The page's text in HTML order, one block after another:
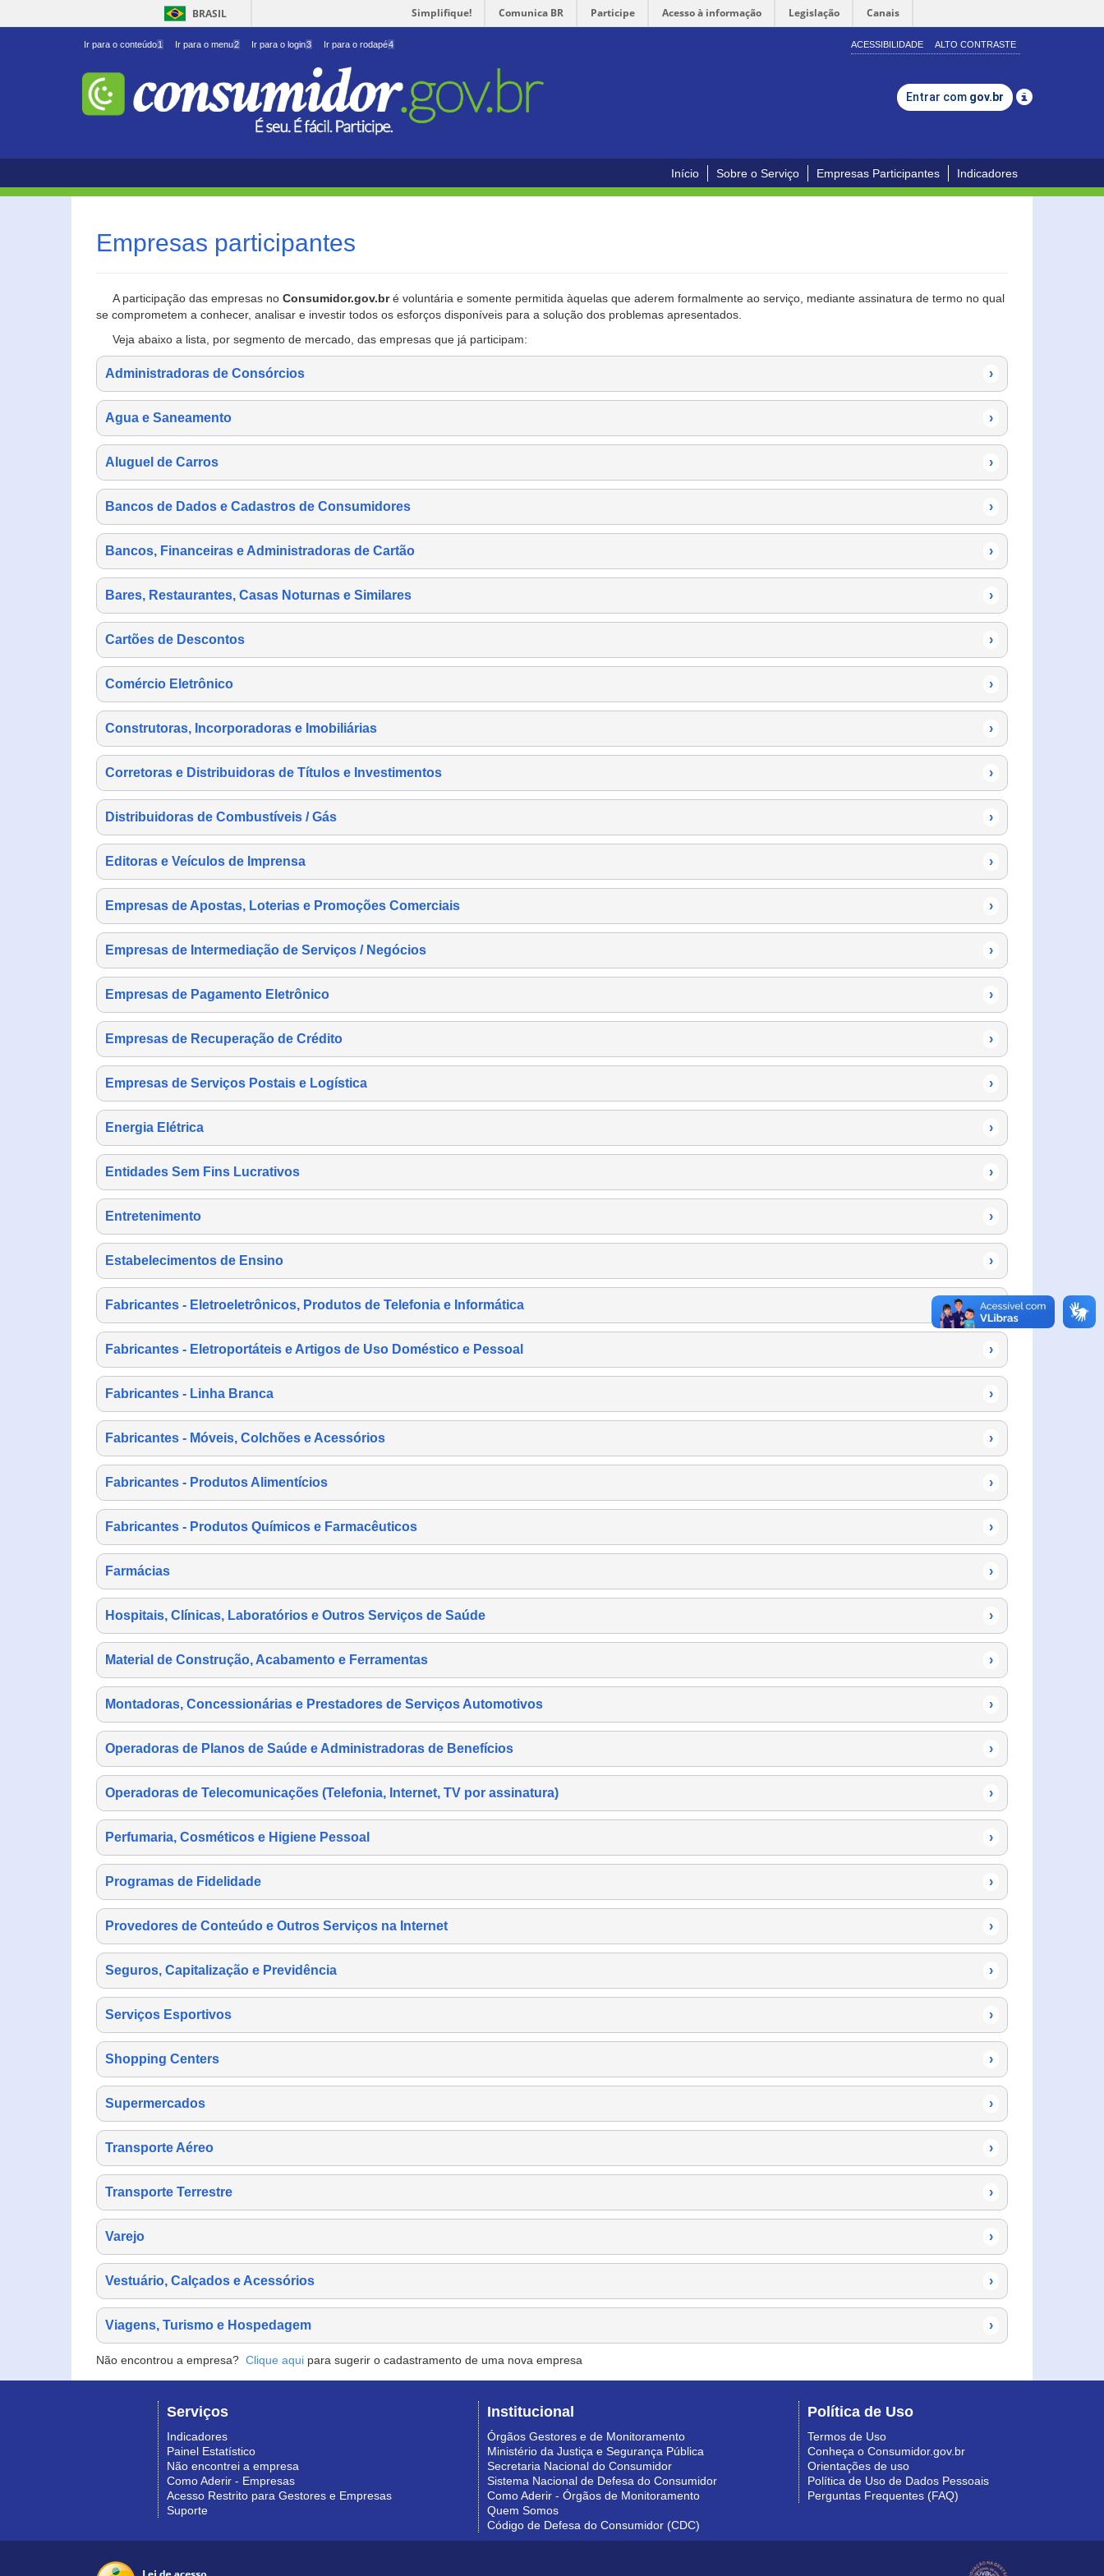
BRASIL Simplifique! Comunica BR Participe Acesso à informação Legislação Canais
Ir para o conteúdo1 Ir para o menu2 Ir para o login3 Ir para o rodapé4 ACESSIBILIDADE ALTO CONTRASTE
Entrar com gov.br
Início Sobre o Serviço Empresas Participantes Indicadores
Empresas participantes
A participação das empresas no Consumidor.gov.bré voluntária e somente permitida àquelas que aderem formalmente ao serviço, mediante assinatura de termo no qual
se comprometem a conhecer, analisar e investir todos os esforços disponíveis para a solução dos problemas apresentados.
Veja abaixo a lista, por segmento de mercado, das empresas que já participam:
Administradoras de Consórcios ›
Agua e Saneamento ›
Aluguel de Carros ›
Bancos de Dados e Cadastros de Consumidores ›
Bancos, Financeiras e Administradoras de Cartão ›
Bares, Restaurantes, Casas Noturnas e Similares ›
Cartões de Descontos ›
Comércio Eletrônico ›
Construtoras, Incorporadoras e Imobiliárias ›
Corretoras e Distribuidoras de Títulos e Investimentos ›
Distribuidoras de Combustíveis / Gás ›
Editoras e Veículos de Imprensa ›
Empresas de Apostas, Loterias e Promoções Comerciais ›
Empresas de Intermediação de Serviços / Negócios ›
Empresas de Pagamento Eletrônico ›
Empresas de Recuperação de Crédito ›
Empresas de Serviços Postais e Logística ›
Energia Elétrica ›
Entidades Sem Fins Lucrativos ›
Entretenimento ›
Estabelecimentos de Ensino ›
Fabricantes - Eletroeletrônicos, Produtos de Telefonia e Informática ›
Fabricantes - Eletroportáteis e Artigos de Uso Doméstico e Pessoal ›
Fabricantes - Linha Branca ›
Fabricantes - Móveis, Colchões e Acessórios ›
Fabricantes - Produtos Alimentícios ›
Fabricantes - Produtos Químicos e Farmacêuticos ›
Farmácias ›
Hospitais, Clínicas, Laboratórios e Outros Serviços de Saúde ›
Material de Construção, Acabamento e Ferramentas ›
Montadoras, Concessionárias e Prestadores de Serviços Automotivos ›
Operadoras de Planos de Saúde e Administradoras de Benefícios ›
Operadoras de Telecomunicações (Telefonia, Internet, TV por assinatura) ›
Perfumaria, Cosméticos e Higiene Pessoal ›
Programas de Fidelidade ›
Provedores de Conteúdo e Outros Serviços na Internet ›
Seguros, Capitalização e Previdência ›
Serviços Esportivos ›
Shopping Centers ›
Supermercados ›
Transporte Aéreo ›
Transporte Terrestre ›
Varejo ›
Vestuário, Calçados e Acessórios ›
Viagens, Turismo e Hospedagem ›
Não encontrou a empresa? Clique aqui para sugerir o cadastramento de uma nova empresa
Serviços
Indicadores
Painel Estatístico
Não encontrei a empresa
Como Aderir - Empresas
Acesso Restrito para Gestores e Empresas
Suporte
Institucional
Órgãos Gestores e de Monitoramento
Ministério da Justiça e Segurança Pública
Secretaria Nacional do Consumidor
Sistema Nacional de Defesa do Consumidor
Como Aderir - Órgãos de Monitoramento
Quem Somos
Código de Defesa do Consumidor (CDC)
Política de Uso
Termos de Uso
Conheça o Consumidor.gov.br
Orientações de uso
Política de Uso de Dados Pessoais
Perguntas Frequentes (FAQ)